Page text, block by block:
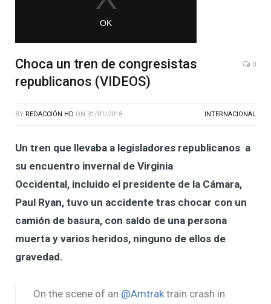
Choca un tren de congresistas
republicanos (VIDEOS)
0
BY REDACCIÓN HD ON 31/01/2018 INTERNACIONAL
Un tren que llevaba a legisladores republicanos a
su encuentro invernal de Virginia
Occidental, incluido el presidente de la Cámara,
Paul Ryan, tuvo un accidente tras chocar con un
camión de basura, con saldo de una persona
muerta y varios heridos, ninguno de ellos de
gravedad.
On the scene of an @Amtrak train crash in